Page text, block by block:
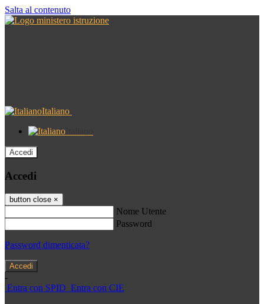
Salta al contenuto
Italiano
Accedi
Accedi
button close ×
Nome Utente
Password
Password dimenticata?
-
Entra con SPID Entra con CIE